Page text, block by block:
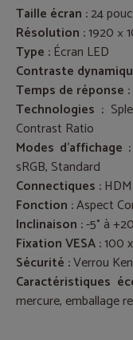
Taille écran :24
Résolution :1920 ×
Type :Écran LED
Contraste
Temps de réponse :
Technologies :
Contrast Ratio
Modes d’affichage :
sRGB, Standard
Connectiques :
Fonction :Aspect
Inclinaison :-5° à
Fixation VESA :100
Sécurité :Verrou
Caractéristiques
mercure, emballage